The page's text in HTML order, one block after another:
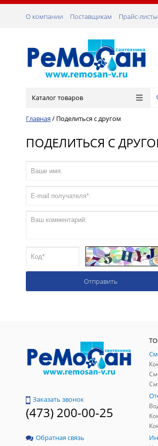
О компании Поставщикам Прайс-листы
Каталог товаров
Главная / Поделиться с другом
ПОДЕЛИТЬСЯ С
Заказать звонок
(473) 200-00-25
Обратная связь